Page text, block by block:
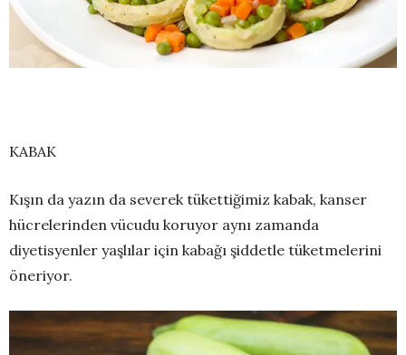
KABAK
Kışın da yazın da severek tükettiğimiz kabak, kanser
hücrelerinden vücudu koruyor aynı zamanda
diyetisyenler yaşlılar için kabağı şiddetle tüketmelerini
öneriyor.